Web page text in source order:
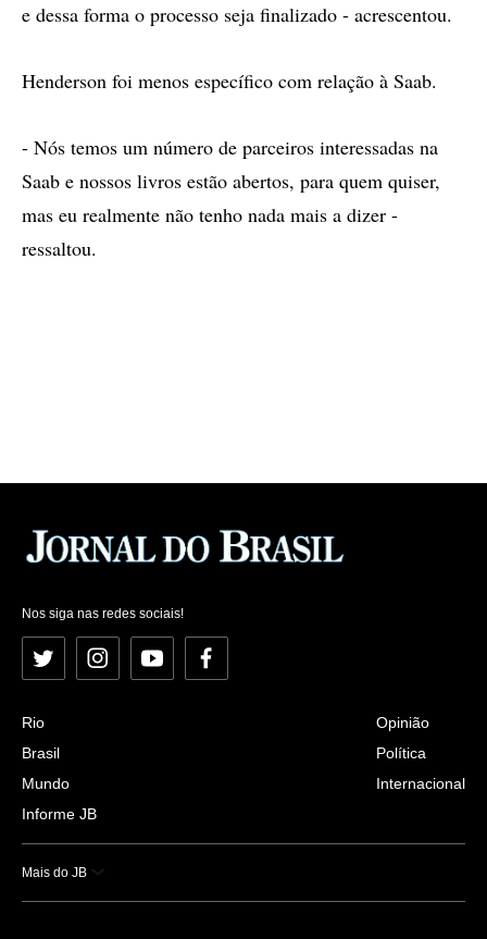
e dessa forma o processo seja finalizado - acrescentou.
Henderson foi menos específico com relação à Saab.
- Nós temos um número de parceiros interessadas na
Saab e nossos livros estão abertos, para quem quiser,
mas eu realmente não tenho nada mais a dizer -
ressaltou.
Nos siga nas redes sociais!
Twitter InstagramYouTubeFacebook
Rio
Brasil
Mundo
Informe JB
Opinião
Política
Internacional
Mais do JB
Esportes